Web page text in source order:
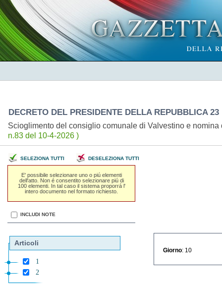
DECRETO DEL PRESIDENTE DELLA REPUBBLICA
Scioglimento del consiglio comunale di Valvestino e
n.83 del 10-4-2026 )
SELEZIONA TUTTI DESELEZIONA TUTTI
E' possibile selezionare uno o piú elementi
dell'atto. Non é consentito selezionare piú di
100 elementi. In tal caso il sistema proporrá l'
intero documento nel formato richiesto.
INCLUDI NOTE
Articoli
1
2
Giorno : 10